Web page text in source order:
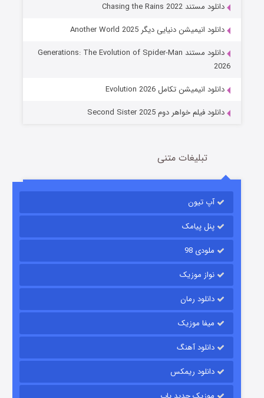
جادوگری در مغولستان
قسمت14 (زیرنویس) منتشر شد
باب اسفنجی فصل ۱۷
قسمت6 (زیرنویس) منتشر شد
قسمت15 (دوبله) منتشر شد
دانلود مستند Chasing the Rains 2022
دانلود انیمیشن دنیایی دیگر Another World 2025
دانلود مستند Generations: The Evolution of Spider-Man
2026
دانلود انیمیشن تکامل Evolution 2026
دانلود فیلم خواهر دوم Second Sister 2025
تبلیغات متنی
آپ تیون
پنل پیامک
ملودی 98
نواز موزیک
دانلود رمان
میفا موزیک
دانلود آهنگ
دانلود ریمکس